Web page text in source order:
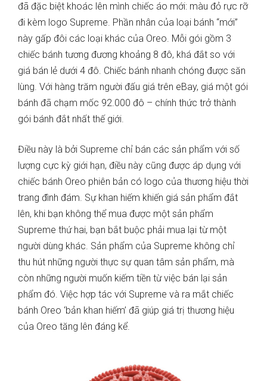
đã đặc biệt khoác lên mình chiếc áo mới: màu đỏ rực rỡ
đi kèm logo Supreme. Phần nhân của loại bánh “mới”
này gấp đôi các loại khác của Oreo. Mỗi gói gồm 3
chiếc bánh tương đương khoảng 8 đô, khá đắt so với
giá bán lẻ dưới 4 đô. Chiếc bánh nhanh chóng được săn
lùng. Với hàng trăm người đấu giá trên eBay, giá một gói
bánh đã chạm mốc 92.000 đô – chính thức trở thành
gói bánh đắt nhất thế giới.
Điều này là bởi Supreme chỉ bán các sản phẩm với số
lượng cực kỳ giới hạn, điều này cũng được áp dụng với
chiếc bánh Oreo phiên bản có logo của thương hiệu thời
trang đình đám. Sự khan hiếm khiến giá sản phẩm đắt
lên, khi bạn không thể mua được một sản phẩm
Supreme thứ hai, bạn bắt buộc phải mua lại từ một
người dùng khác. Sản phẩm của Supreme không chỉ
thu hút những người thực sự quan tâm sản phẩm, mà
còn những người muốn kiếm tiền từ việc bán lại sản
phẩm đó. Việc hợp tác với Supreme và ra mắt chiếc
bánh Oreo ‘bản khan hiếm’ đã giúp giá trị thương hiệu
của Oreo tăng lên đáng kể.